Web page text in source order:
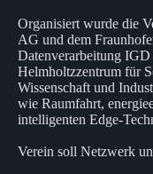
Organisiert wurde die
AG und dem
Datenverarbeitung
Helmholtzzentrum für
Wissenschaft und
wie Raumfahrt,
intelligenten Edge-
Verein soll Netzwerk